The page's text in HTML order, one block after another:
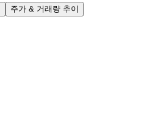
주가 & 거래량 추이